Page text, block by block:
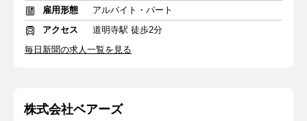
雇用形態
アルバイト・パート
アクセス
道明寺駅 徒歩2分
毎日新聞の求人一覧を見る
株式会社ベアーズ